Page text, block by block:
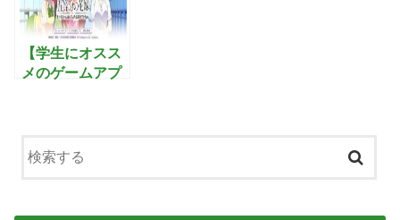
【学生にオスス
メのゲームアプ
分できない。-